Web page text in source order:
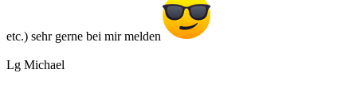
etc.) sehr gerne bei mir melden
Lg Michael